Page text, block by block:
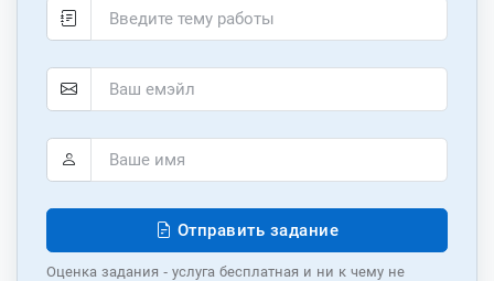
Отправить задание
Оценка задания - услуга бесплатная и ни к чему не